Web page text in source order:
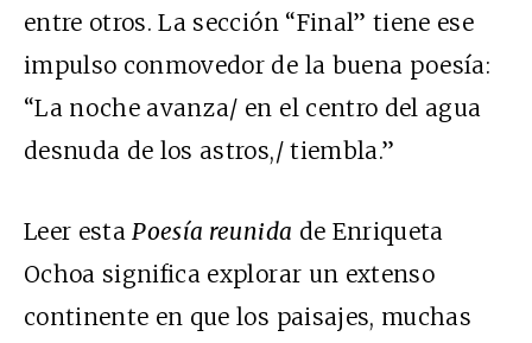
entre otros. La sección “Final” tiene ese
impulso conmovedor de la buena poesía:
“La noche avanza/ en el centro del agua
desnuda de los astros,/ tiembla.”
Leer esta Poesía reunida de Enriqueta
Ochoa significa explorar un extenso
continente en que los paisajes, muchas